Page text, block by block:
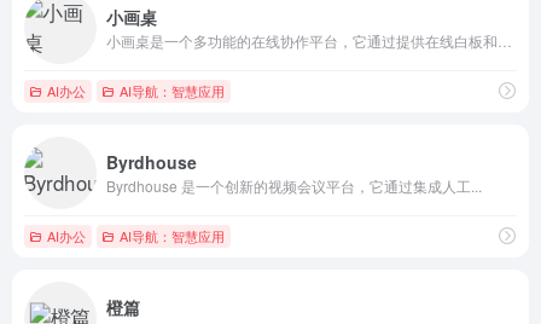
小画桌
AI办公 AI导航：智慧应用
Byrdhouse
Byrdhouse 是一个创新的视频会议平台，它通过集成人工...
AI办公 AI导航：智慧应用
橙篇